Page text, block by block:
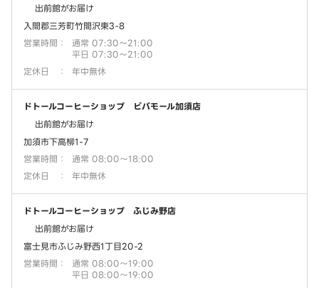
出前館がお届け
入間郡三芳町竹間沢東3-8
営業時間 ：
通常 07:30～21:00
平日 07:30～21:00
定休日
： 年中無休
ドトールコーヒーショップ ビバモール加須店
出前館がお届け
加須市下高柳1-7
営業時間 ：
通常 08:00～18:00
定休日
： 年中無休
ドトールコーヒーショップ ふじみ野店
出前館がお届け
富士見市ふじみ野西1丁目20-2
営業時間 ：
通常 08:00～19:00
平日 08:00～19:00